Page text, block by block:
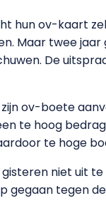
hun ov-kaart
Maar twee
De
ov-boete
te hoog
te hoge
gisteren niet uit
gegaan tegen